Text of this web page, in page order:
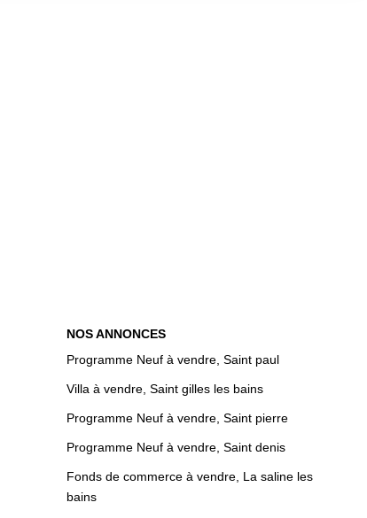
NOS ANNONCES
Programme Neuf à vendre, Saint paul
Villa à vendre, Saint gilles les bains
Programme Neuf à vendre, Saint pierre
Programme Neuf à vendre, Saint denis
Fonds de commerce à vendre, La saline les
bains